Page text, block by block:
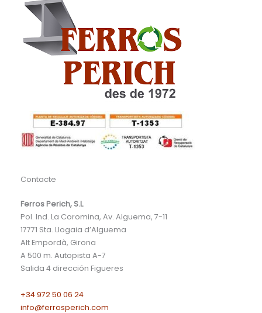
Contacte
Ferros Perich, S.L
Pol. Ind. La Coromina, Av. Alguema, 7-11
17771 Sta. Llogaia d’Alguema
Alt Empordà, Girona
A 500 m. Autopista A-7
Salida 4 dirección Figueres
+34 972 50 06 24
info@ferrosperich.com